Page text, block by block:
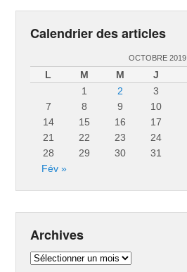
Calendrier des articles
OCTOBRE 2019
L M M J
1
2 3
7
8 9 10
14
15 16 17
21
22 23 24
28
29 30
31
Fév »
Archives
Archives